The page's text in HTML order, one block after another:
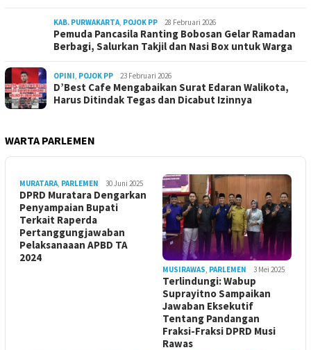
KAB. PURWAKARTA, POJOK PP 28 Februari 2026
Pemuda Pancasila Ranting Bobosan Gelar Ramadan
Berbagi, Salurkan Takjil dan Nasi Box untuk Warga
OPINI, POJOK PP 23 Februari 2026
D’Best Cafe Mengabaikan Surat Edaran Walikota,
Harus Ditindak Tegas dan Dicabut Izinnya
WARTA PARLEMEN
MURATARA, PARLEMEN 30 Juni 2025
DPRD Muratara Dengarkan
Penyampaian Bupati
Terkait Raperda
Pertanggungjawaban
Pelaksanaaan APBD TA
2024
MUSIRAWAS, PARLEMEN 3 Mei 2025
Terlindungi: Wabup
Suprayitno Sampaikan
Jawaban Eksekutif
Tentang Pandangan
Fraksi-Fraksi DPRD Musi
Rawas